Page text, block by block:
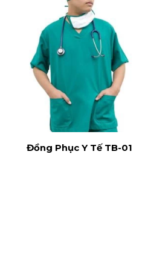
Đồng Phục Y Tế TB-01